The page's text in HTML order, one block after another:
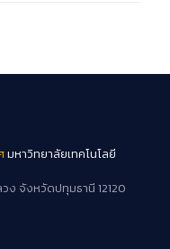
มหาวิทยาลัยเทคโนโลยี
ง จังหวัดปทุมธานี 12120